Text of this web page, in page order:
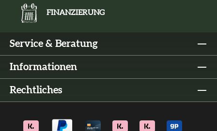
FINANZIERUNG
Service & Beratung
Informationen
Rechtliches